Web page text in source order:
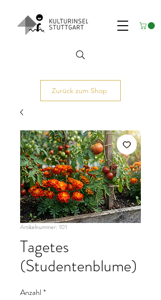
Zurück zum Shop
Artikelnummer: 101
Tagetes
(Studentenblume)
Anzahl *